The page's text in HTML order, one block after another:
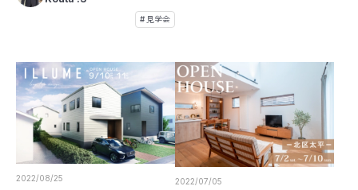
見学会
2022/08/25 2022/07/05